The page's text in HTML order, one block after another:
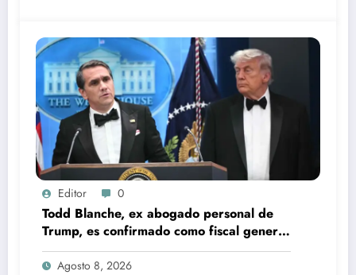
Editor 0
Todd Blanche, ex abogado personal de
Trump, es confirmado como fiscal general
de EU
Agosto 8, 2026